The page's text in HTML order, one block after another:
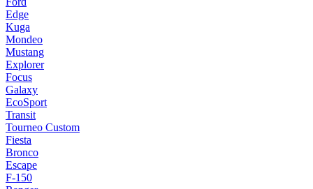
Edge
Kuga
Mondeo
Mustang
Explorer
Focus
Galaxy
EcoSport
Transit
Tourneo Custom
Fiesta
Bronco
Escape
F-150